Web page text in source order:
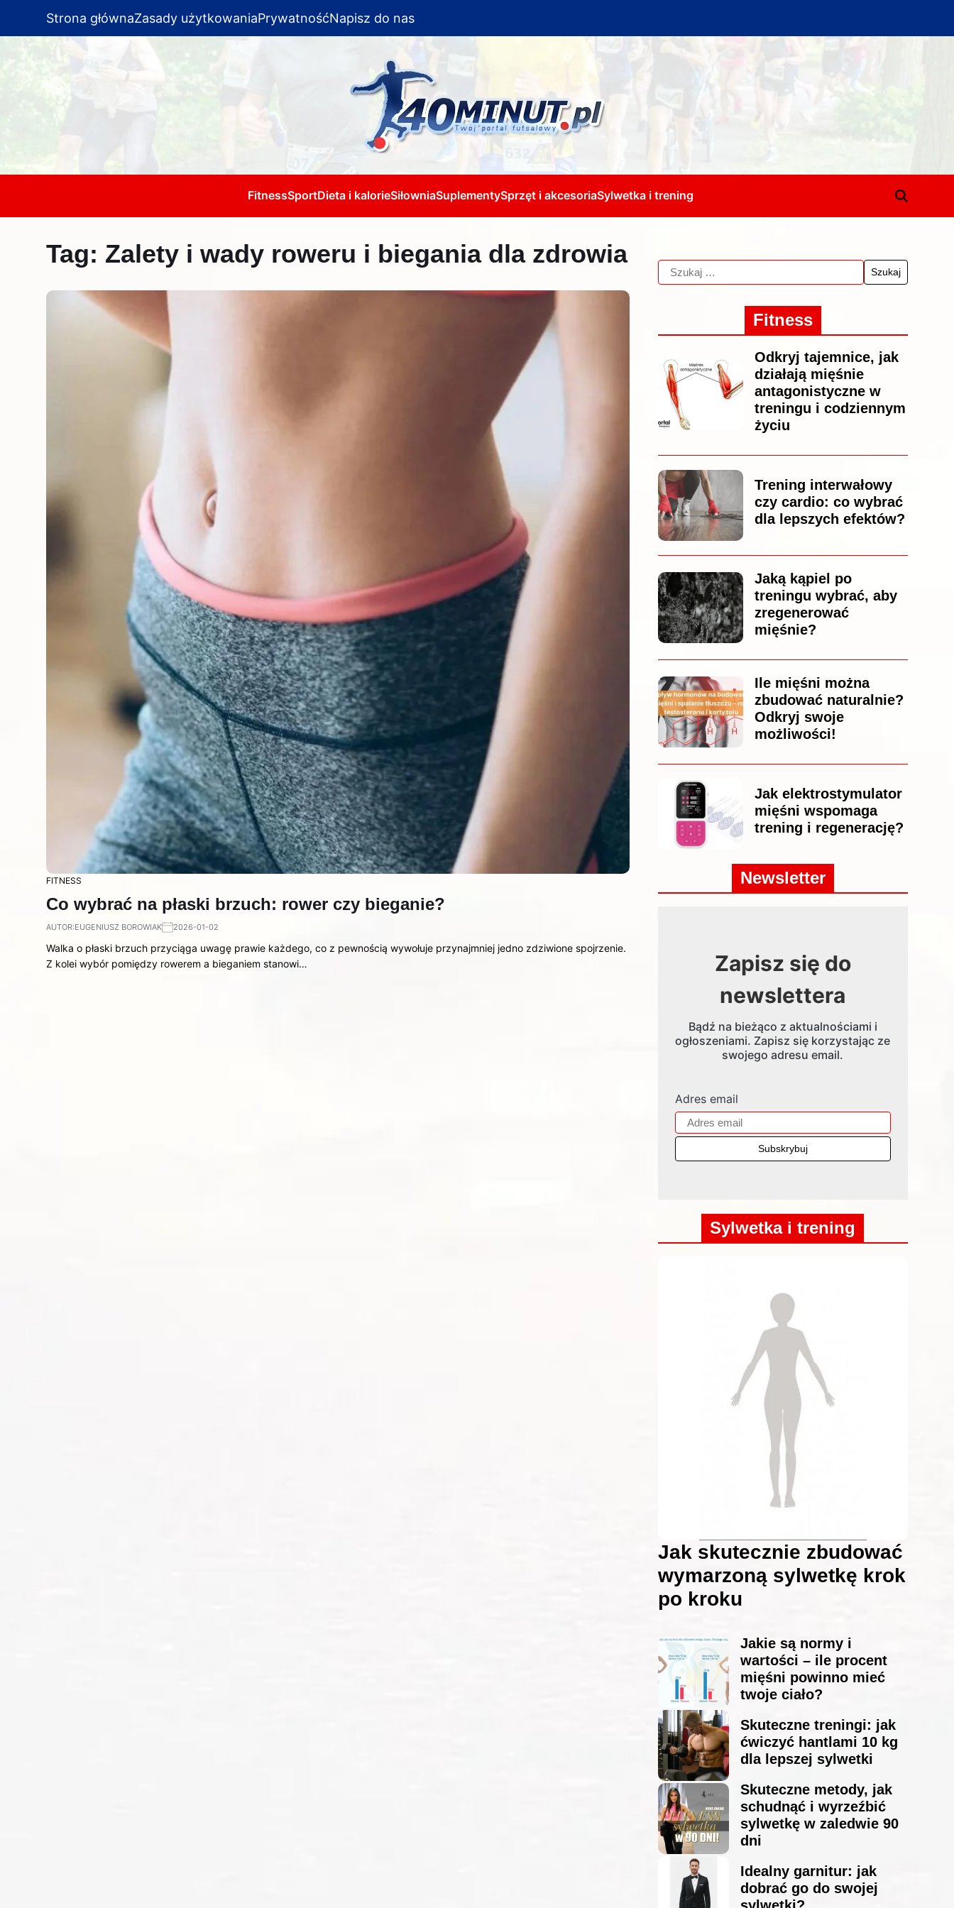
Strona głównaZasady użytkowaniaPrywatnośćNapisz do nas
FitnessSportDieta i kalorieSiłowniaSuplementySprzęt i akcesoriaSylwetka i trening
Tag: Zalety i wady roweru i biegania dla zdrowia
FITNESS
Co wybrać na płaski brzuch: rower czy bieganie?
AUTOR:EUGENIUSZ BOROWIAK 2026-01-02
Walka o płaski brzuch przyciąga uwagę prawie każdego, co z pewnością wywołuje przynajmniej jedno zdziwione spojrzenie.
Z kolei wybór pomiędzy rowerem a bieganiem stanowi…
Fitness
Odkryj tajemnice, jak
działają mięśnie
antagonistyczne w
treningu i codziennym
życiu
Trening interwałowy
czy cardio: co wybrać
dla lepszych efektów?
Jaką kąpiel po
treningu wybrać, aby
zregenerować
mięśnie?
Ile mięśni można
zbudować naturalnie?
Odkryj swoje
możliwości!
Jak elektrostymulator
mięśni wspomaga
trening i regenerację?
Newsletter
Zapisz się do
newslettera
Bądź na bieżąco z aktualnościami i
ogłoszeniami. Zapisz się korzystając ze
swojego adresu email.
Adres email
Sylwetka i trening
Jak skutecznie zbudować
wymarzoną sylwetkę krok
po kroku
Jakie są normy i
wartości – ile procent
mięśni powinno mieć
twoje ciało?
Skuteczne treningi: jak
ćwiczyć hantlami 10 kg
dla lepszej sylwetki
Skuteczne metody, jak
schudnąć i wyrzeźbić
sylwetkę w zaledwie 90
dni
Idealny garnitur: jak
dobrać go do swojej